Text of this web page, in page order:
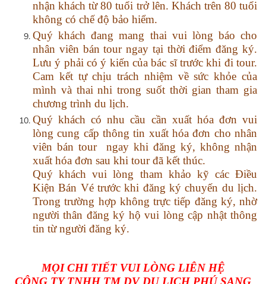
nhận khách từ 80 tuổi trở lên. Khách trên 80 tuổi
không có chế độ bảo hiểm.
Quýkhách đang mang thai vui lòng báo cho
nhân viên bán tour ngay tại thời điểm đăng ký.
Lưu ý phải có ý kiến của bác sĩ trước khi đi tour.
Cam kết tự chịu trách nhiệm về sức khỏe của
mình và thai nhi trong suốt thời gian tham gia
chương trình du lịch.
Quý khách có nhu cầu cần xuất hóa đơn vui
lòng cung cấp thông tin xuất hóa đơn cho nhân
viên bán tour ngay khi đăng ký, không nhận
xuất hóa đơn sau khi tour đã kết thúc.
Quý khách vui lòng tham khảo kỹ các Điều
Kiện Bán Vé trước khi đăng ký chuyến du lịch.
Trong trường hợp không trực tiếp đăng ký, nhờ
người thân đăng ký hộ vui lòng cập nhật thông
tin từ người đăng ký.
MỌI CHI TIẾT VUI LÒNG LIÊN HỆ
CÔNG TY TNHH TM DV DU LỊCH PHÚ SANG